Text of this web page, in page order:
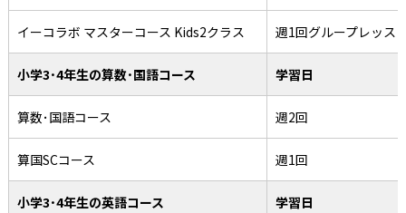
イーコラボ マスターコース Kids2クラス 週1回グループレッス
小学3･4年生の算数･国語コース 学習日
算数･国語コース 週2回
算国SCコース 週1回
小学3･4年生の英語コース 学習日